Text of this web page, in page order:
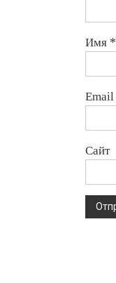
Имя *
Email
Сайт